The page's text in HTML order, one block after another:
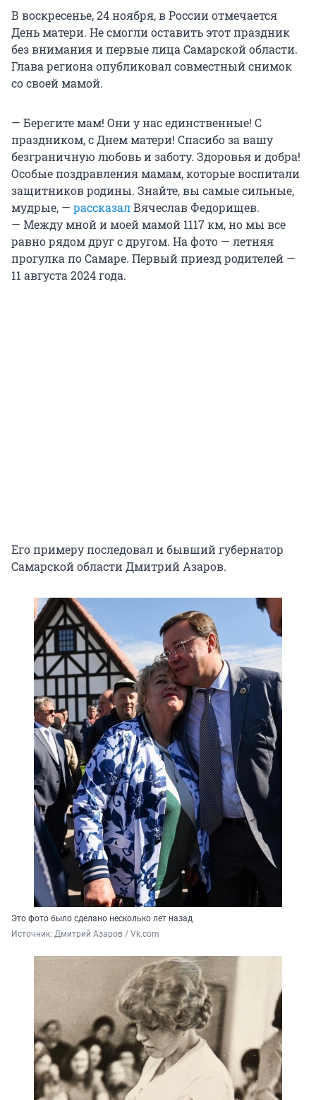
В воскресенье, 24 ноября, в России отмечается
День матери. Не смогли оставить этот праздник
без внимания и первые лица Самарской области.
Глава региона опубликовал совместный снимок
со своей мамой.
— Берегите мам! Они у нас единственные! С
праздником, с Днем матери! Спасибо за вашу
безграничную любовь и заботу. Здоровья и добра!
Особые поздравления мамам, которые воспитали
защитников родины. Знайте, вы самые сильные,
мудрые, — рассказалВячеслав Федорищев.
— Между мной и моей мамой 1117 км, но мы все
равно рядом друг с другом. На фото — летняя
прогулка по Самаре. Первый приезд родителей —
11 августа 2024 года.
Его примеру последовал и бывший губернатор
Самарской области Дмитрий Азаров.
Это фото было сделано несколько лет назад
Источник: Дмитрий Азаров / Vk.com